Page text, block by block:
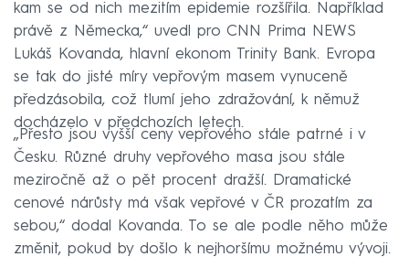
kam se od nich mezitím epidemie rozšířila. Například
právě z Německa,“ uvedl pro CNN Prima NEWS
Lukáš Kovanda, hlavní ekonom Trinity Bank. Evropa
se tak do jisté míry vepřovým masem vynuceně
předzásobila, což tlumí jeho zdražování, k němuž
docházelo v předchozích letech.
„Přesto jsou vyšší ceny vepřového stále patrné i v
Česku. Různé druhy vepřového masa jsou stále
meziročně až o pět procent dražší. Dramatické
cenové nárůsty má však vepřové v ČR prozatím za
sebou,“ dodal Kovanda. To se ale podle něho může
změnit, pokud by došlo k nejhoršímu možnému vývoji.